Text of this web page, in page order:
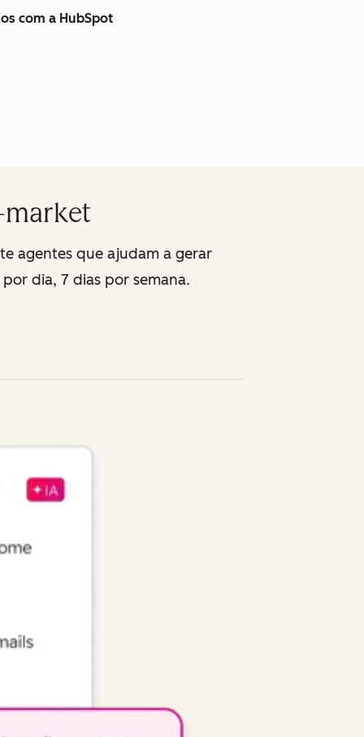
com a HubSpot
market
agentes que ajudam a gerar
dia, 7 dias por semana.